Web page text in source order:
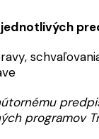
programov